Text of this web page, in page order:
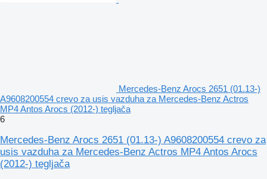
Mercedes-Benz Arocs 2651 (01.13-)
A9608200554 crevo za usis vazduha za Mercedes-Benz Actros
MP4 Antos Arocs (2012-) tegljača
6
Mercedes-Benz Arocs 2651 (01.13-) A9608200554 crevo za
usis vazduha za Mercedes-Benz Actros MP4 Antos Arocs
(2012-) tegljača